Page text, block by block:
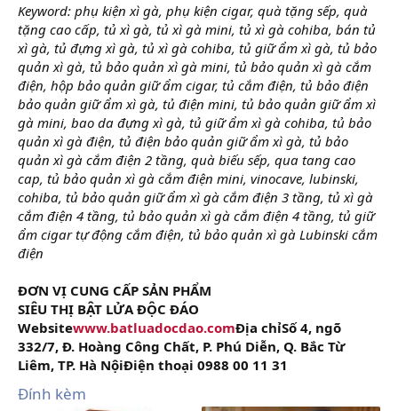
Keyword: phụ kiện xì gà, phụ kiện cigar, quà tặng sếp, quà
tặng cao cấp, tủ xì gà, tủ xì gà mini, tủ xì gà cohiba, bán tủ
xì gà, tủ đựng xì gà, tủ xì gà cohiba, tủ giữ ẩm xì gà, tủ bảo
quản xì gà, tủ bảo quản xì gà mini, tủ bảo quản xì gà cắm
điện, hộp bảo quản giữ ẩm cigar, tủ cắm điện, tủ bảo điện
bảo quản giữ ẩm xì gà, tủ điện mini, tủ bảo quản giữ ẩm xì
gà mini, bao da đựng xì gà, tủ giữ ẩm xì gà cohiba, tủ bảo
quản xì gà điện, tủ điện bảo quản giữ ẩm xì gà, tủ bảo
quản xì gà cắm điện 2 tầng, quà biếu sếp, qua tang cao
cap, tủ bảo quản xì gà cắm điện mini, vinocave, lubinski,
cohiba, tủ bảo quản giữ ẩm xì gà cắm điện 3 tầng, tủ xì gà
cắm điện 4 tầng, tủ bảo quản xì gà cắm điện 4 tầng, tủ giữ
ẩm cigar tự động cắm điện, tủ bảo quản xì gà Lubinski cắm
điện
ĐƠN VỊ CUNG CẤP SẢN PHẨM
SIÊU THỊ BẬT LỬA ĐỘC ĐÁO
Websitewww.batluadocdao.comĐịa chỉSố 4, ngõ
332/7, Đ. Hoàng Công Chất, P. Phú Diễn, Q. Bắc Từ
Liêm, TP. Hà NộiĐiện thoại 0988 00 11 31
Đính kèm